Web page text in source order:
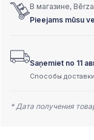
В магазине,
Pieejams mūsu
Saņemiet no 11
Способы
* Дата получения